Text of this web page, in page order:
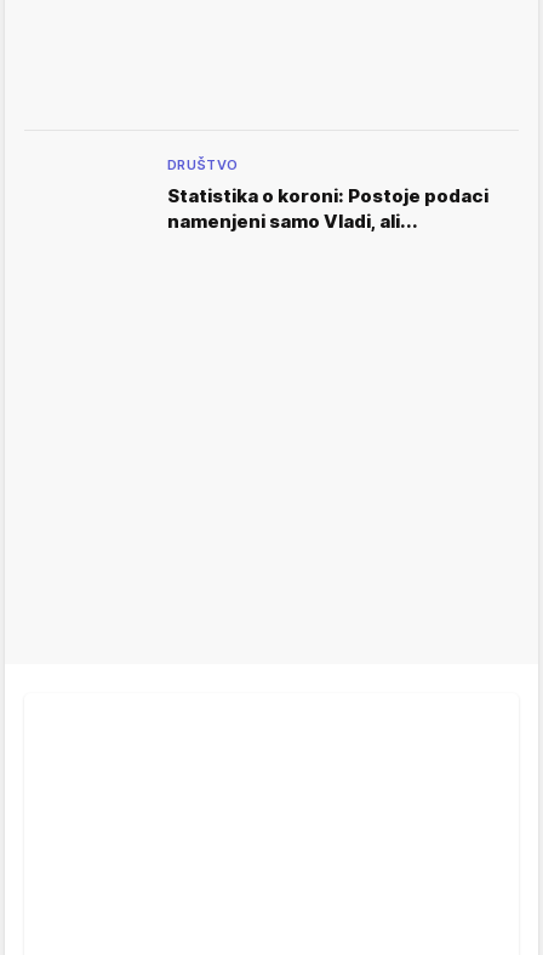
DRUŠTVO
Statistika o koroni: Postoje podaci
namenjeni samo Vladi, ali...